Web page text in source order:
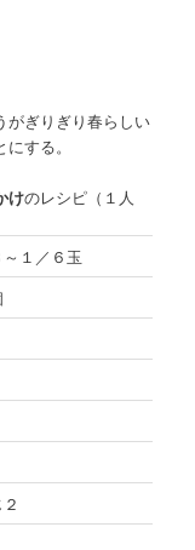
がぎりぎり春らしい
する。
けのレシピ（１人
～１／６玉